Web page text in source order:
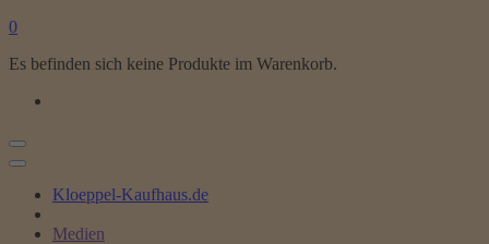
0
Es befinden sich keine Produkte im Warenkorb.
Kloeppel-Kaufhaus.de
Medien